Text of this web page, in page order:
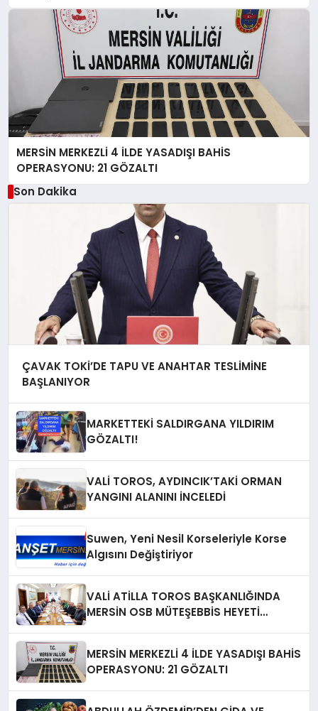
MERSİN MERKEZLİ 4 İLDE YASADIŞI BAHİS
OPERASYONU: 21 GÖZALTI
Son Dakika
ÇAVAK TOKİ’DE TAPU VE ANAHTAR TESLİMİNE
BAŞLANIYOR
MARKETTEKİ SALDIRGANA YILDIRIM
GÖZALTI!
VALİ TOROS, AYDINCIK’TAKİ ORMAN
YANGINI ALANINI İNCELEDİ
Suwen, Yeni Nesil Korseleriyle Korse
Algısını Değiştiriyor
VALİ ATİLLA TOROS BAŞKANLIĞINDA
MERSİN OSB MÜTEŞEBBİS HEYETİ
MERSİN MERKEZLİ 4 İLDE YASADIŞI BAHİS
OPERASYONU: 21 GÖZALTI